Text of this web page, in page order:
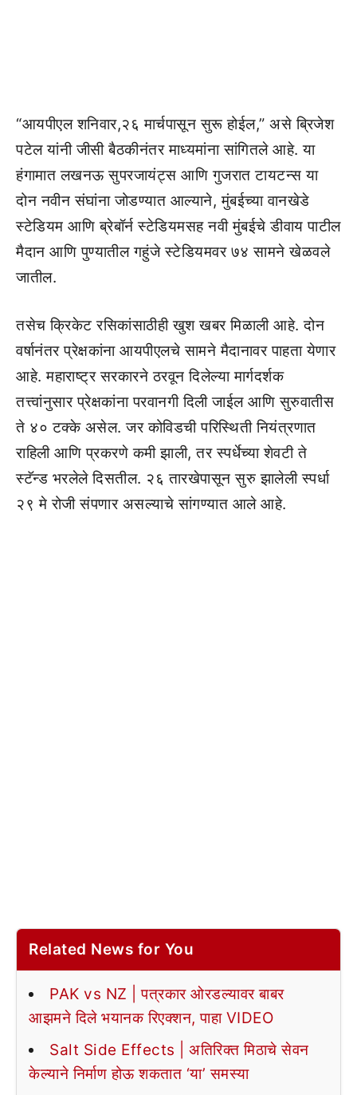
“आयपीएल शनिवार,२६ मार्चपासून सुरू होईल,” असे ब्रिजेश
पटेल यांनी जीसी बैठकीनंतर माध्यमांना सांगितले आहे. या
हंगामात लखनऊ सुपरजायंट्स आणि गुजरात टायटन्स या
दोन नवीन संघांना जोडण्यात आल्याने, मुंबईच्या वानखेडे
स्टेडियम आणि ब्रेबॉर्न स्टेडियमसह नवी मुंबईचे डीवाय पाटील
मैदान आणि पुण्यातील गहुंजे स्टेडियमवर ७४ सामने खेळवले
जातील.
तसेच क्रिकेट रसिकांसाठीही खुश खबर मिळाली आहे. दोन
वर्षानंतर प्रेक्षकांना आयपीएलचे सामने मैदानावर पाहता येणार
आहे. महाराष्ट्र सरकारने ठरवून दिलेल्या मार्गदर्शक
तत्त्वांनुसार प्रेक्षकांना परवानगी दिली जाईल आणि सुरुवातीस
ते ४० टक्के असेल. जर कोविडची परिस्थिती नियंत्रणात
राहिली आणि प्रकरणे कमी झाली, तर स्पर्धेच्या शेवटी ते
स्टॅन्ड भरलेले दिसतील. २६ तारखेपासून सुरु झालेली स्पर्धा
२९ मे रोजी संपणार असल्याचे सांगण्यात आले आहे.
Related News for You
PAK vs NZ | पत्रकार ओरडल्यावर बाबर
आझमने दिले भयानक रिएक्शन, पाहा VIDEO
Salt Side Effects | अतिरिक्त मिठाचे सेवन
केल्याने निर्माण होऊ शकतात ‘या’ समस्या